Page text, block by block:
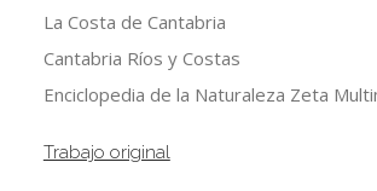
La Costa de Cantabria
Cantabria Ríos y Costas
Enciclopedia de la Naturaleza Zeta
Trabajo original